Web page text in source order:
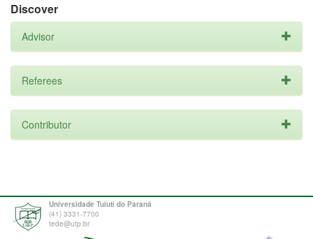
Discover
Advisor
Referees
Contributor
Universidade Tuiuti do Paraná
(41) 3331-7700
tede@utp.br